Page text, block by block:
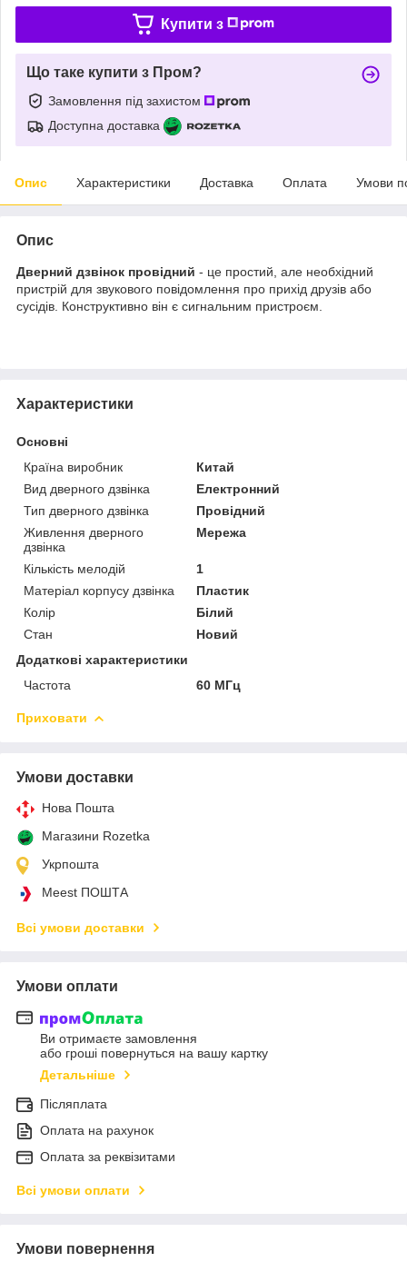
Купити з
Що таке купити з Пром?
Замовлення під захистом
Доступна доставка
Опис Характеристики Доставка Оплата Умови
Опис
Дверний дзвінок провідний - це простий, але необхідний
пристрій для звукового повідомлення про прихід друзів або
сусідів. Конструктивно він є сигнальним пристроєм.
Характеристики
Основні
Країна виробник
Китай
Вид дверного дзвінка
Електронний
Тип дверного дзвінка
Провідний
Живлення дверного
дзвінка
Мережа
Кількість мелодій
1
Матеріал корпусу дзвінка
Пластик
Колір
Білий
Стан
Новий
Додаткові характеристики
Частота
60 МГц
Приховати
Умови доставки
Нова Пошта
Магазини Rozetka
Укрпошта
Meest ПОШТА
Всі умови доставки
Умови оплати
Ви отримаєте замовлення
або гроші повернуться на вашу картку
Детальніше
Післяплата
Оплата на рахунок
Оплата за реквізитами
Всі умови оплати
Умови повернення